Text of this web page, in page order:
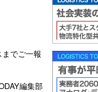
でご一報
編集部